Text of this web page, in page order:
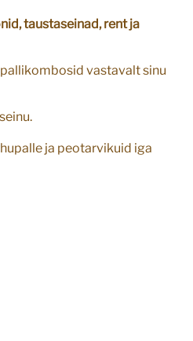
taustaseinad, rent ja
vastavalt sinu
ja peotarvikuid iga